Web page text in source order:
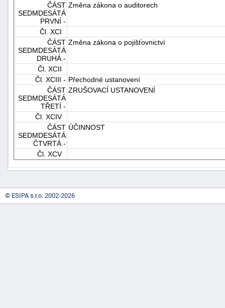
ČÁST
SEDMDESÁTÁ
PRVNÍ -
Změna zákona o auditorech
Čl. XCI
ČÁST
SEDMDESÁTÁ
DRUHÁ -
Změna zákona o pojišťovnictví
Čl. XCII
Čl. XCIII - Přechodné ustanovení
ČÁST
SEDMDESÁTÁ
TŘETÍ -
ZRUŠOVACÍ USTANOVENÍ
Čl. XCIV
ČÁST
SEDMDESÁTÁ
ČTVRTÁ -
ÚČINNOST
Čl. XCV
© ESIPA s.r.o. 2002-2026